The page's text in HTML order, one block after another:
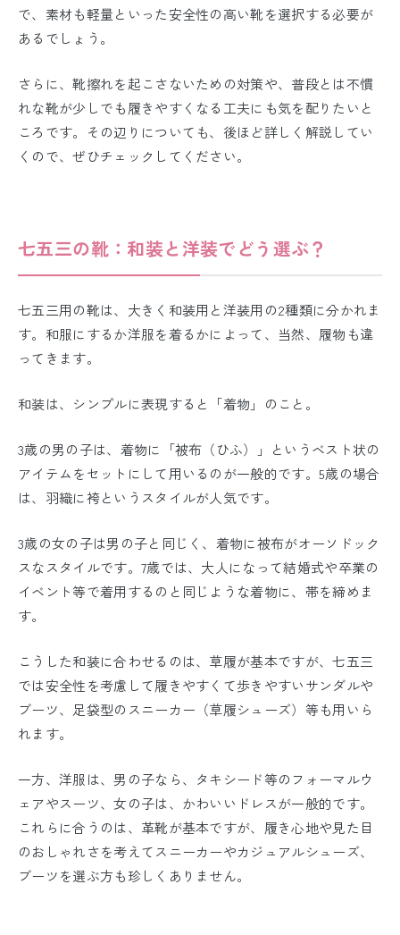
で、素材も軽量といった安全性の高い靴を選択する必要が
あるでしょう。
さらに、靴擦れを起こさないための対策や、普段とは不慣
れな靴が少しでも履きやすくなる工夫にも気を配りたいと
ころです。その辺りについても、後ほど詳しく解説してい
くので、ぜひチェックしてください。
七五三の靴：和装と洋装でどう選ぶ？
七五三用の靴は、大きく和装用と洋装用の2種類に分かれま
す。和服にするか洋服を着るかによって、当然、履物も違
ってきます。
和装は、シンプルに表現すると「着物」のこと。
3歳の男の子は、着物に「被布（ひふ）」というベスト状の
アイテムをセットにして用いるのが一般的です。5歳の場合
は、羽織に袴というスタイルが人気です。
3歳の女の子は男の子と同じく、着物に被布がオーソドック
スなスタイルです。7歳では、大人になって結婚式や卒業の
イベント等で着用するのと同じような着物に、帯を締めま
す。
こうした和装に合わせるのは、草履が基本ですが、七五三
では安全性を考慮して履きやすくて歩きやすいサンダルや
ブーツ、足袋型のスニーカー（草履シューズ）等も用いら
れます。
一方、洋服は、男の子なら、タキシード等のフォーマルウ
ェアやスーツ、女の子は、かわいいドレスが一般的です。
これらに合うのは、革靴が基本ですが、履き心地や見た目
のおしゃれさを考えてスニーカーやカジュアルシューズ、
ブーツを選ぶ方も珍しくありません。